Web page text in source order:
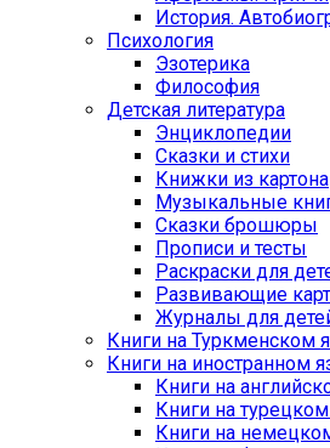
История.
Психология
Эзотерика
Философия
Детская литература
Энциклопедии
Сказки и стихи
Книжки из картона
Музыкальные
Сказки брошюры
Прописи и тесты
Раскраски для
Развивающие
Журналы для
Книги на Туркменском
Книги на иностранном
Книги на
Книги на
Книги на